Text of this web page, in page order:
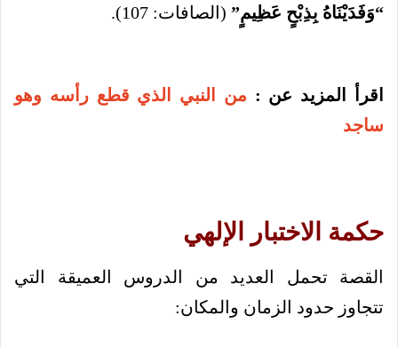
“وَفَدَيْنَاهُ بِذِبْحٍ عَظِيمٍ” (الصافات: 107).
اقرأ المزيد عن : من النبي الذي قطع رأسه وهو
ساجد
حكمة الاختبار الإلهي
القصة تحمل العديد من الدروس العميقة التي
تتجاوز حدود الزمان والمكان: